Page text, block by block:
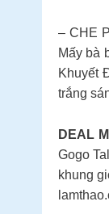
– CHE
Mấy bà
Khuyết
trắng
DEAL
Gogo
khung